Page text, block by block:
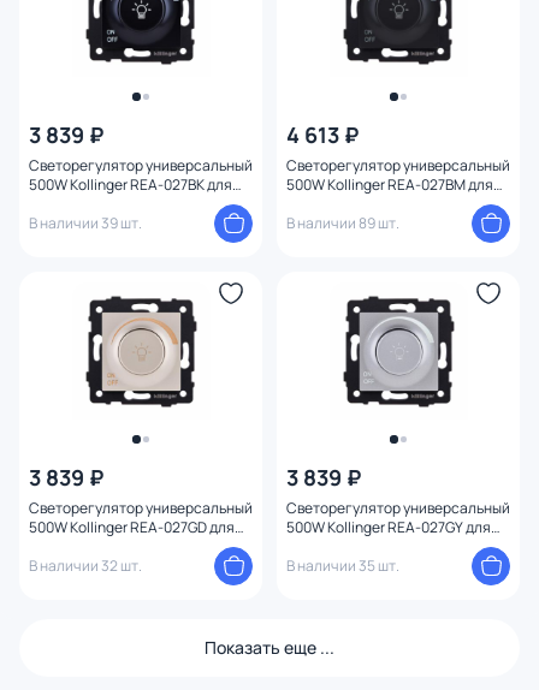
3 839 ₽
Светорегулятор универсальный
500W Kollinger REA-027BK для
Aspekt, Eleganz, Reflex черный
В наличии 39 шт.
4 613 ₽
Светорегулятор универсальный
500W Kollinger REA-027BM для
Aspekt, Eleganz, Reflex черный
матовый
В наличии 89 шт.
3 839 ₽
Светорегулятор универсальный
500W Kollinger REA-027GD для
Aspekt, Eleganz, Reflex золото
В наличии 32 шт.
3 839 ₽
Светорегулятор универсальный
500W Kollinger REA-027GY для
Aspekt, Eleganz, Reflex серый
В наличии 35 шт.
Показать еще ...